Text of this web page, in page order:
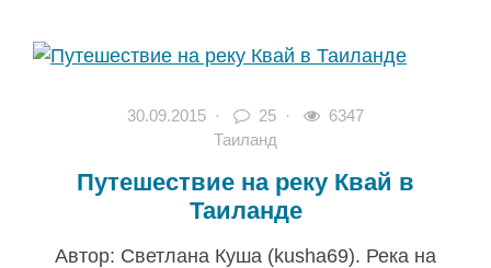
30.09.2015 · 25 ·
6347
Таиланд
Путешествие на реку Квай в
Таиланде
Автор: Светлана Куша (kusha69). Река на